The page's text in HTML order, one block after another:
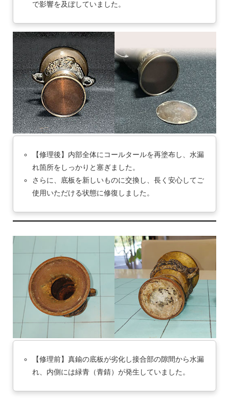
で影響を及ぼしていました。
【修理後】内部全体にコールタールを再塗布し、水漏
れ箇所をしっかりと塞ぎました。
さらに、底板を新しいものに交換し、長く安心してご
使用いただける状態に修復しました。
【修理前】真鍮の底板が劣化し接合部の隙間から水漏
れ、内側には緑青（青錆）が発生していました。